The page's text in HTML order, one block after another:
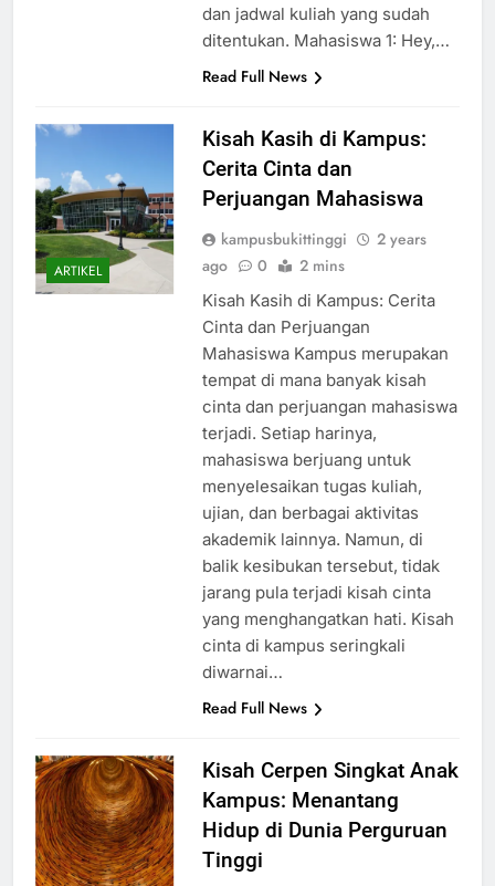
dan jadwal kuliah yang sudah
ditentukan. Mahasiswa 1: Hey,…
Read Full News
ARTIKEL
Kisah Kasih di Kampus:
Cerita Cinta dan
Perjuangan Mahasiswa
kampusbukittinggi
2 years
ago
0 2 mins
Kisah Kasih di Kampus: Cerita
Cinta dan Perjuangan
Mahasiswa Kampus merupakan
tempat di mana banyak kisah
cinta dan perjuangan mahasiswa
terjadi. Setiap harinya,
mahasiswa berjuang untuk
menyelesaikan tugas kuliah,
ujian, dan berbagai aktivitas
akademik lainnya. Namun, di
balik kesibukan tersebut, tidak
jarang pula terjadi kisah cinta
yang menghangatkan hati. Kisah
cinta di kampus seringkali
diwarnai…
Read Full News
Kisah Cerpen Singkat Anak
Kampus: Menantang
Hidup di Dunia Perguruan
Tinggi